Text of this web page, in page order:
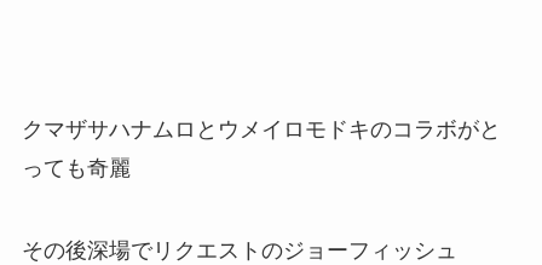
クマザサハナムロとウメイロモドキのコラボがと
っても奇麗
その後深場でリクエストのジョーフィッシュ